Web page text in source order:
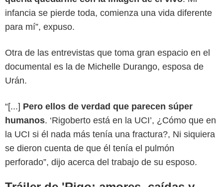
infancia se pierde toda, comienza una vida diferente
para mí”, expuso.
Otra de las entrevistas que toma gran espacio en el
documental es la de Michelle Durango, esposa de
Urán.
“[...] Pero ellos de verdad que parecen súper
humanos. ‘Rigoberto está en la UCI’, ¿Cómo que en
la UCI si él nada más tenía una fractura?, Ni siquiera
se dieron cuenta de que él tenía el pulmón
perforado”, dijo acerca del trabajo de su esposo.